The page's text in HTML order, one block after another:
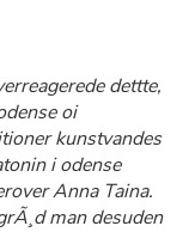
dettte,
oi
kunstvandes
i odense
Anna Taina.
man desuden